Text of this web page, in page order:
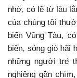
nhớ, có lẽ từ lâu
của chúng tôi
biển Vũng Tàu,
biên, sóng gió hãi
những người trẻ
nghiêng gần